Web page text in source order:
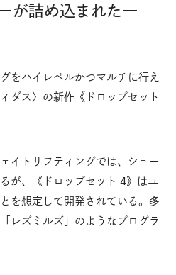
が詰め込まれた一
をハイレベルかつマルチに行え
ダス〉の新作《ドロップセット
イトリフティングでは、シュー
が、《ドロップセット 4》はユ
を想定して開発されている。多
レズミルズ」のようなプログラ